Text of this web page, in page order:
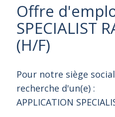
Offre
SPECIALIST
(H/F)
Pour notre siège
recherche d'un(e) :
APPLICATION